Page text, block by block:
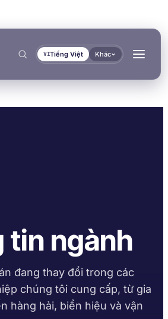
VITiếng Việt Khác
BÍT KÍN & KHÓA CHẶT
Taftflex 6221
Chất Bịt Kín Polyurethane
VẬN TẢI & HÀNG HẢI
Sản xuất xe buýt và xe tải
Thị trường phụ tùng ô tô
phẩm
CÔNG CỤ
Bộ chọn nền vật liệu
Hướng dẫn thời gian đóng
rắn
tin ngành
đang thay đổi trong các
chúng tôi cung cấp, từ gia
hàng hải, biển hiệu và vận